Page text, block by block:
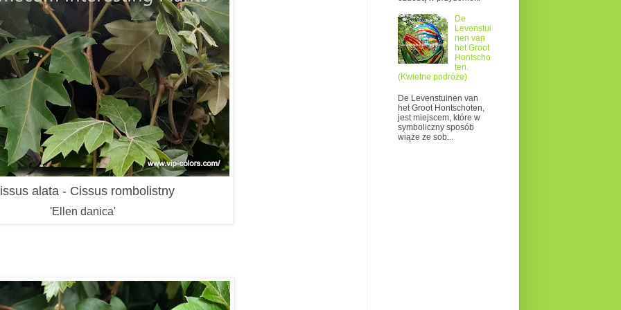
alata - Cissus rombolistny
'Ellen danica'
De
Levenstui
nen van
het Groot
Hontscho
ten.
(Kwietne podróże)
De Levenstuinen van
het Groot Hontschoten,
jest miejscem, które w
symboliczny sposób
wiąże ze sob...